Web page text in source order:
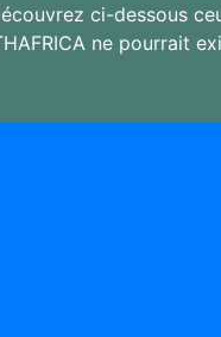
ci-dessous
ne pourrait